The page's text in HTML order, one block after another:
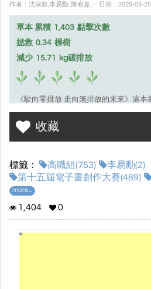
作者：沈宗叡,李易勳 ,陳宥嘉 ╱ 日期：2025-03-
單本 累積 1,403 點擊次數
拯救 0.34 棵樹
減少 15.71 kg碳排放
《駛向零排放 走向無排放的未來》這
通和運輸系統的脫碳目標。隨著氣候變
放、達到零排放成為全球共同的目標。
了技術創新、政策支持以及市場需求等
主要內容包括：
科技創新
收藏
標籤： 高職組(753)
李易勳(2)
第十五屆電子書創作大賽(489)
more...
1,404 0